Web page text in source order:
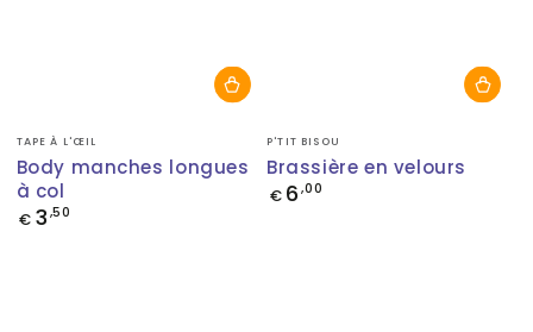
Fournisseur:
TAPE À L'ŒIL
Body manches longues
à col
Prix
€ 3 ,50
Fournisseur:
P'TIT BISOU
Brassière en velours
Prix
€ 6 ,00